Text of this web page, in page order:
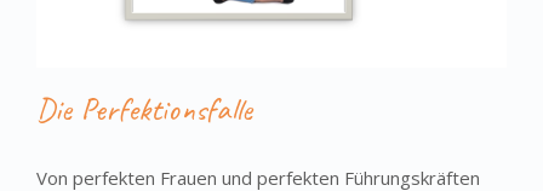
Die Perfektionsfalle
Von perfekten Frauen und perfekten Führungskräften